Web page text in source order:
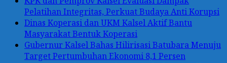
Pelatihan Integritas, Perkuat Budaya Anti Korupsi
Dinas Koperasi dan UKM Kalsel Aktif Bantu
Masyarakat Bentuk Koperasi
Gubernur Kalsel Bahas Hilirisasi Batubara Menuju
Target Pertumbuhan Ekonomi 8,1 Persen